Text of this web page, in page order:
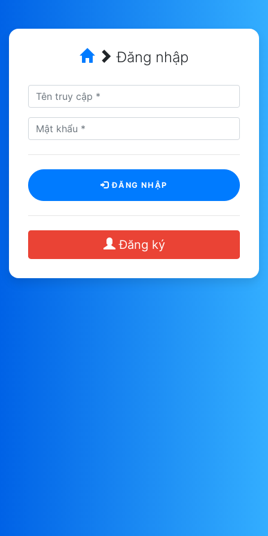
Đăng nhập
ĐĂNG NHẬP
Đăng ký